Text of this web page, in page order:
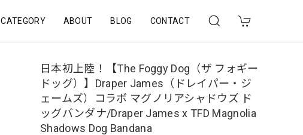
CATEGORY ABOUT BLOG CONTACT
日本初上陸！【The Foggy Dog（ザ フォギー
ドッグ）】Draper James（ドレイパー・ジ
ェームズ）コラボ マグノリアシャドウズ ド
ッグバンダナ/Draper James x TFD Magnolia
Shadows Dog Bandana